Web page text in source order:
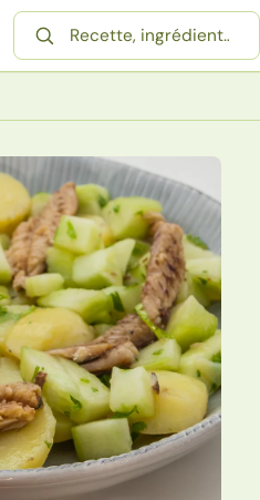
Rechercher une recette